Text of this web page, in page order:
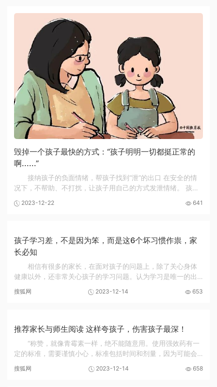
毁掉一个孩子最快的方式：“孩子明明一切都挺正常的
啊......”
接纳孩子的负面情绪，帮孩子找到“泄”的出口 在安全的情
况下，不帮助、不打扰，让孩子用自己的方式发泄情绪。 孩子
在角落安静一会...... 只要这个方式是安...
2023-12-22 641
孩子学习差，不是因为笨，而是这6个坏习惯作祟，家
长必知
相信有很多的家长，在面对孩子的问题上，除了关心身体
健康以外，还非常关心孩子的学习问题。认为学习是唯一的出
就背负着很大的学习压力，即使是这样，孩子还...
搜狐网 2023-12-14 653
推荐家长与师生阅读 这样夸孩子，伤害孩子最深！
“称赞，就像青霉素一样，绝不能随意用。使用强效药有一
定的标准，需要谨慎小心，标准包括时间和剂量，因为可能会
一种：以结果为导向的夸奖 有的家长夸...
搜狐网 2023-12-14 658